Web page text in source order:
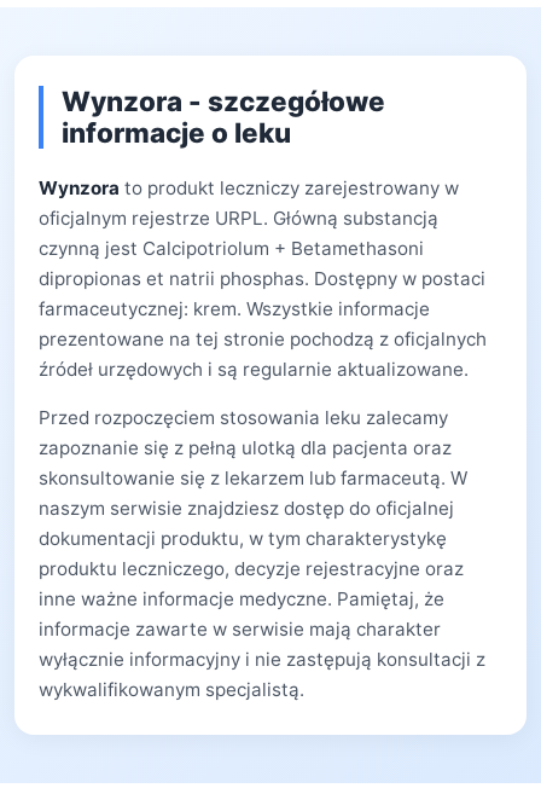
Wynzora - szczegółowe
informacje o leku
Wynzora to produkt leczniczy zarejestrowany w
oficjalnym rejestrze URPL. Główną substancją
czynną jest Calcipotriolum + Betamethasoni
dipropionas et natrii phosphas. Dostępny w postaci
farmaceutycznej: krem. Wszystkie informacje
prezentowane na tej stronie pochodzą z oficjalnych
źródeł urzędowych i są regularnie aktualizowane.
Przed rozpoczęciem stosowania leku zalecamy
zapoznanie się z pełną ulotką dla pacjenta oraz
skonsultowanie się z lekarzem lub farmaceutą. W
naszym serwisie znajdziesz dostęp do oficjalnej
dokumentacji produktu, w tym charakterystykę
produktu leczniczego, decyzje rejestracyjne oraz
inne ważne informacje medyczne. Pamiętaj, że
informacje zawarte w serwisie mają charakter
wyłącznie informacyjny i nie zastępują konsultacji z
wykwalifikowanym specjalistą.